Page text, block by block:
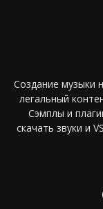
Создание музыки
легальный
Сэмплы и
скачать звуки и